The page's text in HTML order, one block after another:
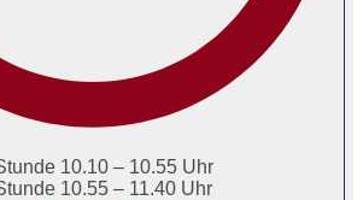
10.10 – 10.55 Uhr
10.55 – 11.40 Uhr